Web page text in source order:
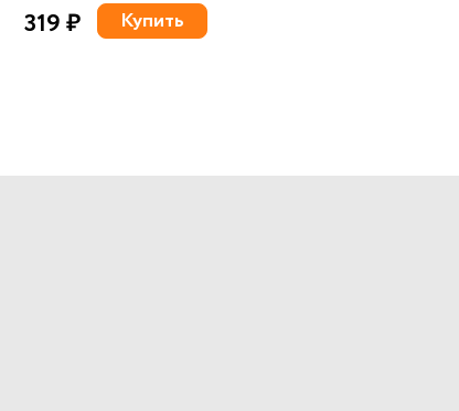
319 ₽ Купить